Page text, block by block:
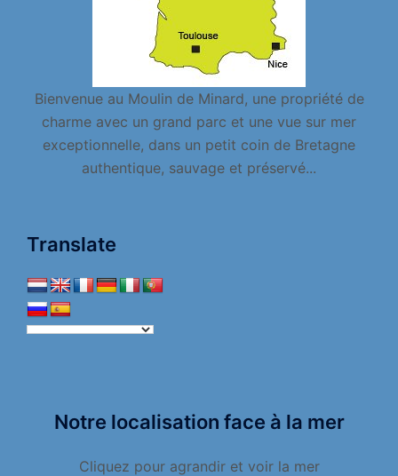
Bienvenue au Moulin de Minard, une propriété de
charme avec un grand parc et une vue sur mer
exceptionnelle, dans un petit coin de Bretagne
authentique, sauvage et préservé...
Translate
Notre localisation face à la mer
Cliquez pour agrandir et voir la mer